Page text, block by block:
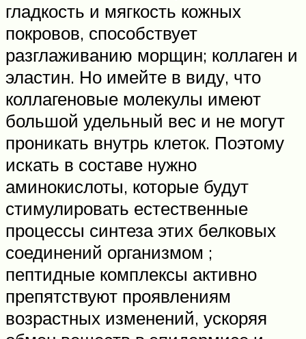
гладкость и мягкость кожных
покровов, способствует
разглаживанию морщин; коллаген и
эластин. Но имейте в виду, что
коллагеновые молекулы имеют
большой удельный вес и не могут
проникать внутрь клеток. Поэтому
искать в составе нужно
аминокислоты, которые будут
стимулировать естественные
процессы синтеза этих белковых
соединений организмом ;
пептидные комплексы активно
препятствуют проявлениям
возрастных изменений, ускоряя